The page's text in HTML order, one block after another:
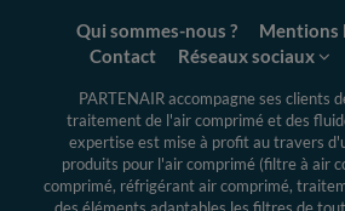
Qui sommes-nous ? Mentions
Contact
Réseaux sociaux
PARTENAIR accompagne ses clients
traitement de l'air comprimé et des
expertiseest mise à profit au travers
produits pour l'air comprimé (filtre à air
comprimé, réfrigérant air comprimé,